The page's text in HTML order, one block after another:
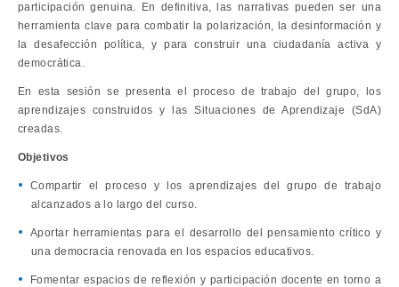
participación genuina. En definitiva, las narrativas pueden ser una
herramienta clave para combatir la polarización, la desinformación y
la desafección política, y para construir una ciudadanía activa y
democrática.
En esta sesión se presenta el proceso de trabajo del grupo, los
aprendizajes construidos y las Situaciones de Aprendizaje (SdA)
creadas.
Objetivos
Compartir el proceso y los aprendizajes del grupo de trabajo
alcanzados a lo largo del curso.
Aportar herramientas para el desarrollo del pensamiento crítico y
una democracia renovada en los espacios educativos.
Fomentar espacios de reflexión y participación docente en torno a